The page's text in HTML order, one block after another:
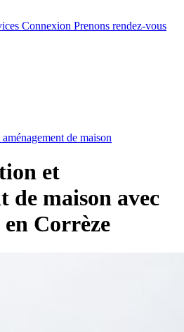
Connexion Prenons rendez-vous
de maison
et
de maison avec
Corrèze